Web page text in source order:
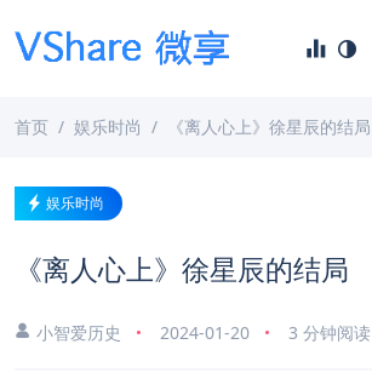
首页 娱乐时尚 《离人心上》徐星辰的结局
娱乐时尚
《离人心上》徐星辰的结局
小智爱历史 2024-01-20 3 分钟阅读